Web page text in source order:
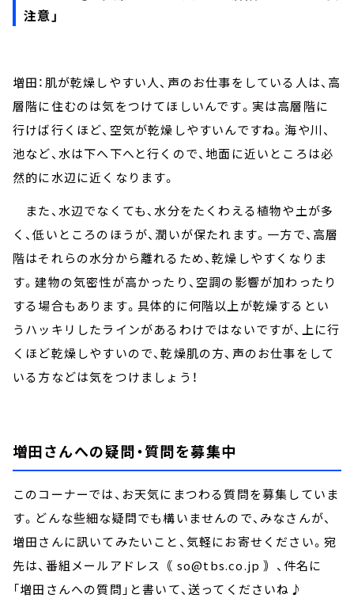
注意」
増田：肌が乾燥しやすい人、声のお仕事をしている人は、高
層階に住むのは気をつけてほしいんです。実は高層階に
行けば行くほど、空気が乾燥しやすいんですね。海や川、
池など、水は下へ下へと行くので、地面に近いところは必
然的に水辺に近くなります。
また、水辺でなくても、水分をたくわえる植物や土が多
く、低いところのほうが、潤いが保たれます。一方で、高層
階はそれらの水分から離れるため、乾燥しやすくなりま
す。建物の気密性が高かったり、空調の影響が加わったり
する場合もあります。具体的に何階以上が乾燥するとい
うハッキリしたラインがあるわけではないですが、上に行
くほど乾燥しやすいので、乾燥肌の方、声のお仕事をして
いる方などは気をつけましょう！
増田さんへの疑問・質問を募集中
このコーナーでは、お天気にまつわる質問を募集していま
す。どんな些細な疑問でも構いませんので、みなさんが、
増田さんに訊いてみたいこと、気軽にお寄せください。宛
先は、番組メールアドレス｟ so@tbs.co.jp ｠、件名に
「増田さんへの質問」と書いて、送ってくださいね♪